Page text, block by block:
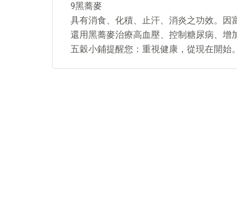
9黑蕎麥
具有消食、化積、止汗、消炎之功效。因
還用黑蕎麥治療高血壓、控制糖尿病、增
五穀小鋪提醒您：重視健康，從現在開始。